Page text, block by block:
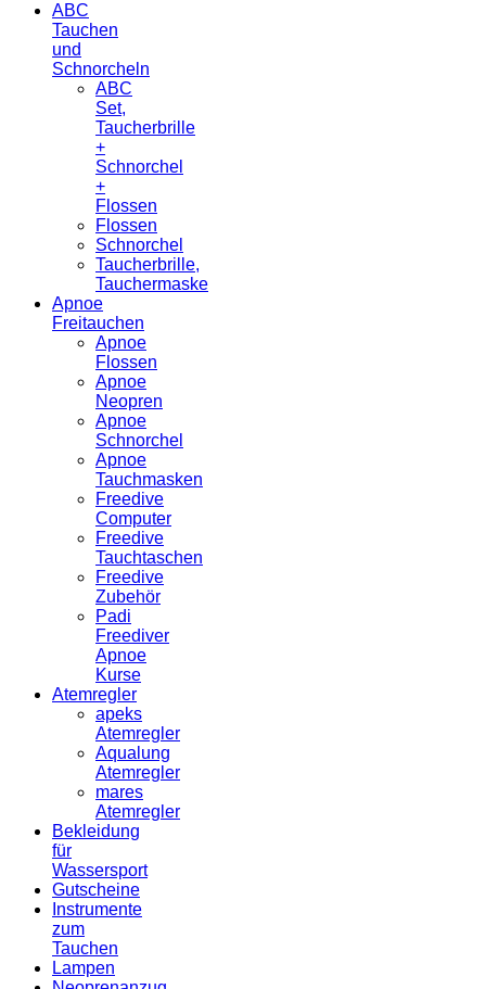
ABC
Tauchen
und
Schnorcheln
ABC
Set,
Taucherbrille
+
Schnorchel
+
Flossen
Flossen
Schnorchel
Taucherbrille,
Tauchermaske
Apnoe
Freitauchen
Apnoe
Flossen
Apnoe
Neopren
Apnoe
Schnorchel
Apnoe
Tauchmasken
Freedive
Computer
Freedive
Tauchtaschen
Freedive
Zubehör
Padi
Freediver
Apnoe
Kurse
Atemregler
apeks
Atemregler
Aqualung
Atemregler
mares
Atemregler
Bekleidung
für
Wassersport
Gutscheine
Instrumente
zum
Tauchen
Lampen